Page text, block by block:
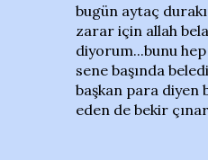
bugün aytaç
zarar için allah
diyorum...bunu
sene başında
başkan para diyen
eden de bekir